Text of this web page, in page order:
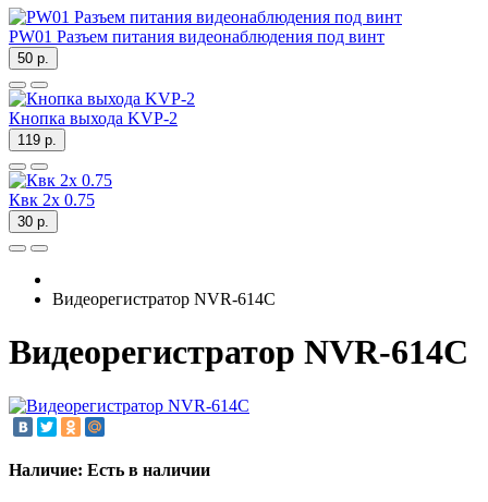
PW01 Разъем питания видеонаблюдения под винт
50 р.
Кнопка выхода KVP-2
119 р.
Квк 2х 0.75
30 р.
Видеорегистратор NVR-614C
Видеорегистратор NVR-614C
Наличие: Есть в наличии